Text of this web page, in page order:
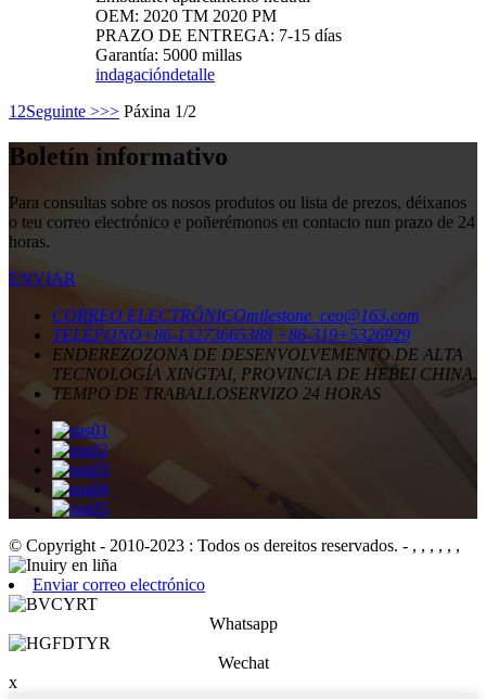
OEM: 2020 TM 2020 PM
PRAZO DE ENTREGA: 7-15 días
Garantía: 5000 millas
indagacióndetalle
1 2Seguinte >>> Páxina 1/2
Boletín informativo
Para consultas sobre os nosos produtos ou lista de prezos, déixanos
o teu correo electrónico e poñerémonos en contacto nun prazo de 24
horas.
ENVIAR
CORREO ELECTRÓNICOmilestone_ceo@163.com
TELÉFONO+86-13273665388 +86-319+5326929
ENDEREZOZONA DE DESENVOLVEMENTO DE ALTA
TECNOLOGÍA XINGTAI, PROVINCIA DE HEBEI CHINA.
TEMPO DE TRABALLOSERVIZO 24 HORAS
© Copyright - 2010-2023 : Todos os dereitos reservados. - , , , , , ,
Enviar correo electrónico
Whatsapp
Wechat
x